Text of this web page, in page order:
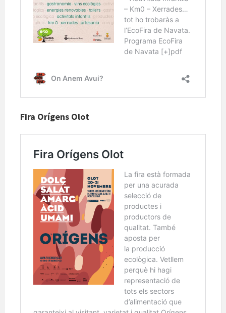
Fira Orígens Olot